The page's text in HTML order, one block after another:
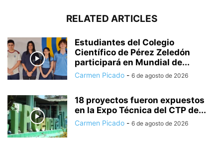
RELATED ARTICLES
Estudiantes del Colegio
Científico de Pérez Zeledón
participará en Mundial de...
Carmen Picado - 6 de agosto de 2026
18 proyectos fueron expuestos
en la Expo Técnica del CTP de...
Carmen Picado - 6 de agosto de 2026